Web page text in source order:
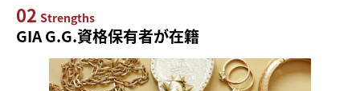
02 Strengths
GIA G.G.資格保有者が在籍